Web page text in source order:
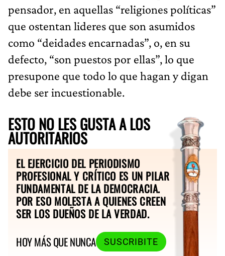
pensador, en aquellas “religiones políticas”
que ostentan lideres que son asumidos
como “deidades encarnadas”, o, en su
defecto, “son puestos por ellas”, lo que
presupone que todo lo que hagan y digan
debe ser incuestionable.
ESTO NO LES GUSTA A LOS
AUTORITARIOS
EL EJERCICIO DEL PERIODISMO
PROFESIONAL Y CRÍTICO ES UN PILAR
FUNDAMENTAL DE LA DEMOCRACIA.
POR ESO MOLESTA A QUIENES CREEN
SER LOS DUEÑOS DE LA VERDAD.
HOY MÁS QUE NUNCA
SUSCRIBITE